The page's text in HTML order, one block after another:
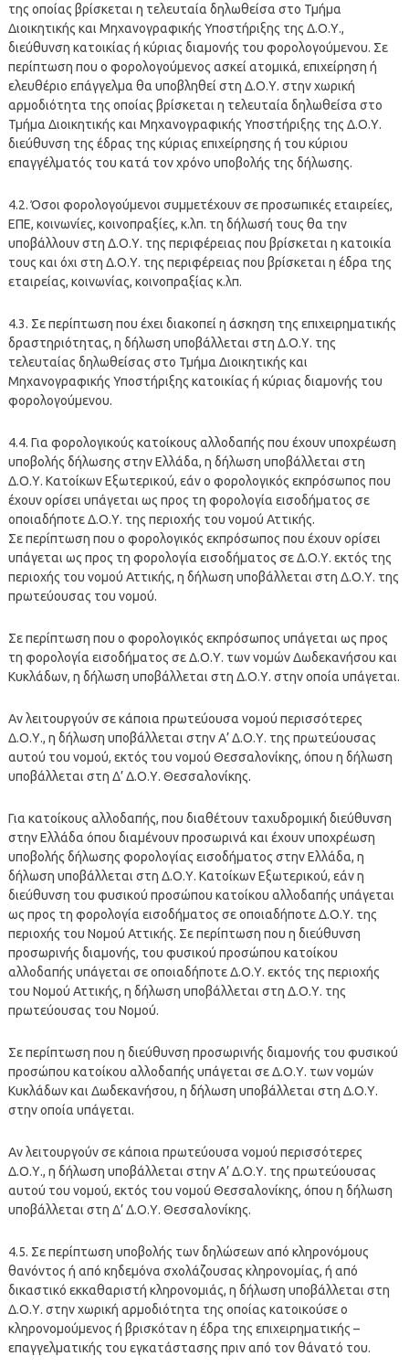
της οποίας βρίσκεται η τελευταία δηλωθείσα στο Τμήμα
Διοικητικής και Μηχανογραφικής Υποστήριξης της Δ.Ο.Υ.,
διεύθυνση κατοικίας ή κύριας διαμονής του φορολογούμενου. Σε
περίπτωση που ο φορολογούμενος ασκεί ατομικά, επιχείρηση ή
ελευθέριο επάγγελμα θα υποβληθεί στη Δ.Ο.Υ. στην χωρική
αρμοδιότητα της οποίας βρίσκεται η τελευταία δηλωθείσα στο
Τμήμα Διοικητικής και Μηχανογραφικής Υποστήριξης της Δ.Ο.Υ.
διεύθυνση της έδρας της κύριας επιχείρησης ή του κύριου
επαγγέλματός του κατά τον χρόνο υποβολής της δήλωσης.
4.2. Όσοι φορολογούμενοι συμμετέχουν σε προσωπικές εταιρείες,
ΕΠΕ, κοινωνίες, κοινοπραξίες, κ.λπ. τη δήλωσή τους θα την
υποβάλλουν στη Δ.Ο.Υ. της περιφέρειας που βρίσκεται η κατοικία
τους και όχι στη Δ.Ο.Υ. της περιφέρειας που βρίσκεται η έδρα της
εταιρείας, κοινωνίας, κοινοπραξίας κ.λπ.
4.3. Σε περίπτωση που έχει διακοπεί η άσκηση της επιχειρηματικής
δραστηριότητας, η δήλωση υποβάλλεται στη Δ.Ο.Υ. της
τελευταίας δηλωθείσας στο Τμήμα Διοικητικής και
Μηχανογραφικής Υποστήριξης κατοικίας ή κύριας διαμονής του
φορολογούμενου.
4.4. Για φορολογικούς κατοίκους αλλοδαπής που έχουν υποχρέωση
υποβολής δήλωσης στην Ελλάδα, η δήλωση υποβάλλεται στη
Δ.Ο.Υ. Κατοίκων Εξωτερικού, εάν ο φορολογικός εκπρόσωπος που
έχουν ορίσει υπάγεται ως προς τη φορολογία εισοδήματος σε
οποιαδήποτε Δ.Ο.Υ. της περιοχής του νομού Αττικής.
Σε περίπτωση που ο φορολογικός εκπρόσωπος που έχουν ορίσει
υπάγεται ως προς τη φορολογία εισοδήματος σε Δ.Ο.Υ. εκτός της
περιοχής του νομού Αττικής, η δήλωση υποβάλλεται στη Δ.Ο.Υ. της
πρωτεύουσας του νομού.
Σε περίπτωση που ο φορολογικός εκπρόσωπος υπάγεται ως προς
τη φορολογία εισοδήματος σε Δ.Ο.Υ. των νομών Δωδεκανήσου και
Κυκλάδων, η δήλωση υποβάλλεται στη Δ.Ο.Υ. στην οποία υπάγεται.
Αν λειτουργούν σε κάποια πρωτεύουσα νομού περισσότερες
Δ.Ο.Υ., η δήλωση υποβάλλεται στην Α’ Δ.Ο.Υ. της πρωτεύουσας
αυτού του νομού, εκτός του νομού Θεσσαλονίκης, όπου η δήλωση
υποβάλλεται στη Δ’ Δ.Ο.Υ. Θεσσαλονίκης.
Για κατοίκους αλλοδαπής, που διαθέτουν ταχυδρομική διεύθυνση
στην Ελλάδα όπου διαμένουν προσωρινά και έχουν υποχρέωση
υποβολής δήλωσης φορολογίας εισοδήματος στην Ελλάδα, η
δήλωση υποβάλλεται στη Δ.Ο.Υ. Κατοίκων Εξωτερικού, εάν η
διεύθυνση του φυσικού προσώπου κατοίκου αλλοδαπής υπάγεται
ως προς τη φορολογία εισοδήματος σε οποιαδήποτε Δ.Ο.Υ. της
περιοχής του Νομού Αττικής. Σε περίπτωση που η διεύθυνση
προσωρινής διαμονής, του φυσικού προσώπου κατοίκου
αλλοδαπής υπάγεται σε οποιαδήποτε Δ.Ο.Υ. εκτός της περιοχής
του Νομού Αττικής, η δήλωση υποβάλλεται στη Δ.Ο.Υ. της
πρωτεύουσας του Νομού.
Σε περίπτωση που η διεύθυνση προσωρινής διαμονής του φυσικού
προσώπου κατοίκου αλλοδαπής υπάγεται σε Δ.Ο.Υ. των νομών
Κυκλάδων και Δωδεκανήσου, η δήλωση υποβάλλεται στη Δ.Ο.Υ.
στην οποία υπάγεται.
Αν λειτουργούν σε κάποια πρωτεύουσα νομού περισσότερες
Δ.Ο.Υ., η δήλωση υποβάλλεται στην Α’ Δ.Ο.Υ. της πρωτεύουσας
αυτού του νομού, εκτός του νομού Θεσσαλονίκης, όπου η δήλωση
υποβάλλεται στη Δ’ Δ.Ο.Υ. Θεσσαλονίκης.
4.5. Σε περίπτωση υποβολής των δηλώσεων από κληρονόμους
θανόντος ή από κηδεμόνα σχολάζουσας κληρονομίας, ή από
δικαστικό εκκαθαριστή κληρονομιάς, η δήλωση υποβάλλεται στη
Δ.Ο.Υ. στην χωρική αρμοδιότητα της οποίας κατοικούσε ο
κληρονομούμενος ή βρισκόταν η έδρα της επιχειρηματικής –
επαγγελματικής του εγκατάστασης πριν από τον θάνατό του.